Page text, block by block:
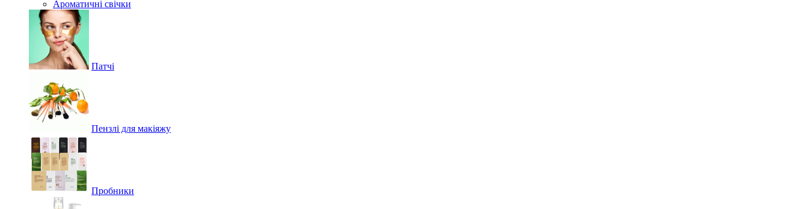
Ароматичні свічки
Патчі
Пензлі для макіяжу
Пробники